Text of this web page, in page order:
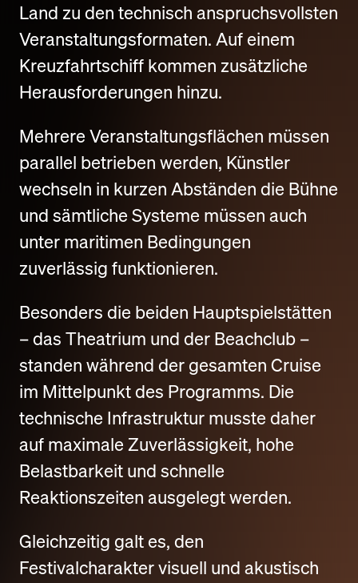
Land zu den technisch anspruchsvollsten
Veranstaltungsformaten. Auf einem
Kreuzfahrtschiff kommen zusätzliche
Herausforderungen hinzu.
Mehrere Veranstaltungsflächen müssen
parallel betrieben werden, Künstler
wechseln in kurzen Abständen die Bühne
und sämtliche Systeme müssen auch
unter maritimen Bedingungen
zuverlässig funktionieren.
Besonders die beiden Hauptspielstätten
– das Theatrium und der Beachclub –
standen während der gesamten Cruise
im Mittelpunkt des Programms. Die
technische Infrastruktur musste daher
auf maximale Zuverlässigkeit, hohe
Belastbarkeit und schnelle
Reaktionszeiten ausgelegt werden.
Gleichzeitig galt es, den
Festivalcharakter visuell und akustisch